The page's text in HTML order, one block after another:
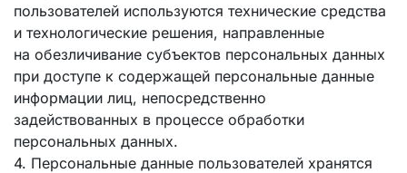
пользователей используются технические средства
и технологические решения, направленные
на обезличивание субъектов персональных данных
при доступе к содержащей персональные данные
информации лиц, непосредственно
задействованных в процессе обработки
персональных данных.
4. Персональные данные пользователей хранятся